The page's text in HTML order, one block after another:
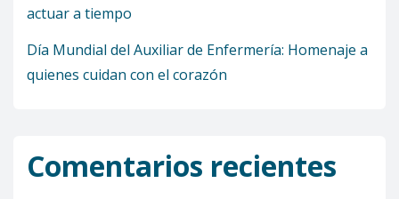
actuar a tiempo
Día Mundial del Auxiliar de Enfermería: Homenaje a
quienes cuidan con el corazón
Comentarios recientes